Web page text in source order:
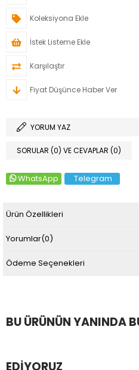
Koleksiyona Ekle
İstek Listeme Ekle
Karşılaştır
Fiyat Düşünce Haber Ver
YORUM YAZ
SORULAR (0) VE CEVAPLAR (0)
WhatsApp Telegram
Ürün Özellikleri
Yorumlar(0)
Ödeme Seçenekleri
BU ÜRÜNÜN YANINDA
EDIYORUZ